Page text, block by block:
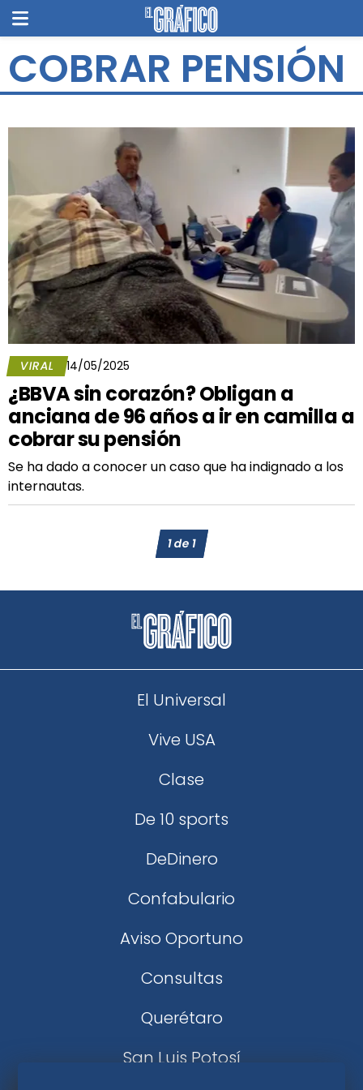
COBRAR PENSIÓN
VIRAL 14/05/2025
¿BBVA sin corazón? Obligan a
anciana de 96 años a ir en camilla a
cobrar su pensión
Se ha dado a conocer un caso que ha indignado a los
internautas.
1de1
El Universal
Vive USA
Clase
De 10 sports
DeDinero
Confabulario
Aviso Oportuno
Consultas
Querétaro
San Luis Potosí